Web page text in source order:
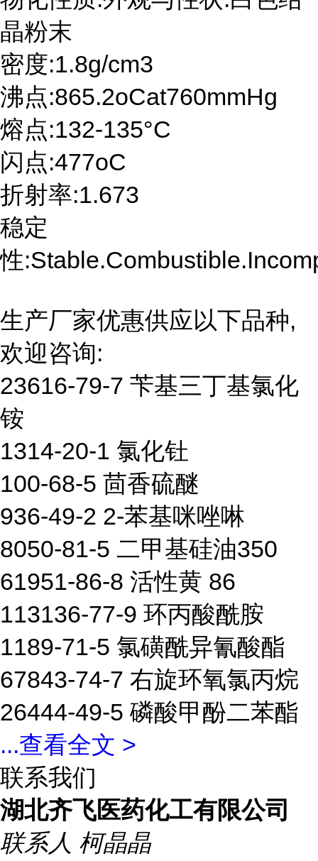
晶粉末
密度:1.8g/cm3
沸点:865.2oCat760mmHg
熔点:132-135°C
闪点:477oC
折射率:1.673
稳定
性
生产厂家优惠供应以下品种,
欢迎咨询:
23616-79-7 苄基三丁基氯化
铵
1314-20-1 氯化钍
100-68-5 茴香硫醚
936-49-2 2-苯基咪唑啉
8050-81-5 二甲基硅油350
61951-86-8 活性黄 86
113136-77-9 环丙酸酰胺
1189-71-5 氯磺酰异氰酸酯
67843-74-7 右旋环氧氯丙烷
26444-49-5 磷酸甲酚二苯酯
...查看全文 >
联系我们
湖北齐飞医药化工有限公司
联系人 柯晶晶